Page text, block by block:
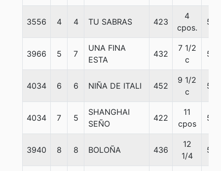
3556 4 4 TU SABRAS 423
4
cpos.
55
3966 5 7
UNA FINA
ESTA
432
7 1/2
c
55
4034 6 6 NIÑA DE ITALI 452
9 1/2
c
55
4034 7 5
SHANGHAI
SEÑO
422
11
cpos
54
3940 8 8 BOLOÑA 436
12
1/4
55